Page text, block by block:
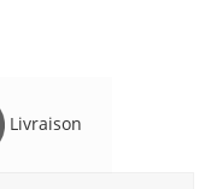
Livraison